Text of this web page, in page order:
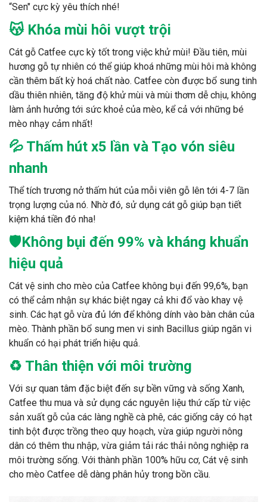
“Sen" cực kỳ yêu thích nhé!
😽 Khóa mùi hôi vượt trội
Cát gỗ Catfee cực kỳ tốt trong việc khử mùi! Đầu tiên, mùi
hương gỗ tự nhiên có thể giúp khoá những mùi hôi mà không
cần thêm bất kỳ hoá chất nào. Catfee còn được bổ sung tinh
dầu thiên nhiên, tăng độ khử mùi và mùi thơm dễ chịu, không
làm ảnh hưởng tới sức khoẻ của mèo, kể cả với những bé
mèo nhạy cảm nhất!
💦 Thấm hút x5 lần và Tạo vón siêu
nhanh
Thể tích trương nở thấm hút của mỗi viên gỗ lên tới 4-7 lần
trọng lượng của nó. Nhờ đó, sử dụng cát gỗ giúp bạn tiết
kiệm khá tiền đó nha!
🛡Không bụi đến 99% và kháng khuẩn
hiệu quả
Cát vệ sinh cho mèo của Catfee không bụi đến 99,6%, bạn
có thể cảm nhận sự khác biệt ngay cả khi đổ vào khay vệ
sinh. Các hạt gỗ vừa đủ lớn để không dính vào bàn chân của
mèo. Thành phần bổ sung men vi sinh Bacillus giúp ngăn vi
khuẩn có hại phát triển hiệu quả.
♻️ Thân thiện với môi trường
Với sự quan tâm đặc biệt đến sự bền vững và sống Xanh,
Catfee thu mua và sử dụng các nguyên liệu thứ cấp từ việc
sản xuất gỗ của các làng nghề cà phê, các giống cây có hạt
tinh bột được trồng theo quy hoạch, vừa giúp người nông
dân có thêm thu nhập, vừa giảm tải rác thải nông nghiệp ra
môi trường sống. Với thành phần 100% hữu cơ, Cát vệ sinh
cho mèo Catfee dễ dàng phân hủy trong bồn cầu.